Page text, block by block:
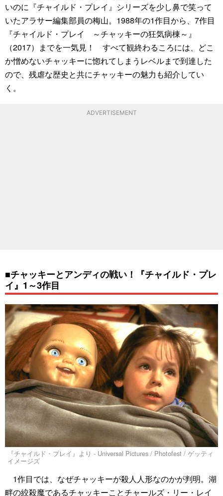
いのに『チャイルド・プレイ』シリーズを少し鼻で笑って
いたアラサー編集部員の梅山。1988年の1作目から、7作目
『チャイルド・プレイ ～チャッキーの狂気病棟～』
（2017）までを一気見！ すべて観終わるころには、どこ
か憎めないチャッキーに惚れてしまうレベルまで到達した
ので、残虐な歴史と共にチャッキーの魅力も紹介してい
く。
ADVERTISEMENT
■チャッキーとアンディの戦い！『チャイルド・プレ
イ』1～3作目
『チャイルド・プレイ』より - Universal Pictures / Photofest / ゲッティ
イメージズ
1作目では、なぜチャッキーが殺人人形なのかが判明。湖
畔の絞殺魔であるチャッキーことチャールズ・リー・レイ